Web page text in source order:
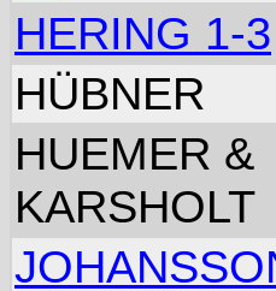
HERING 1-3
HÜBNER
HUEMER &
KARSHOLT